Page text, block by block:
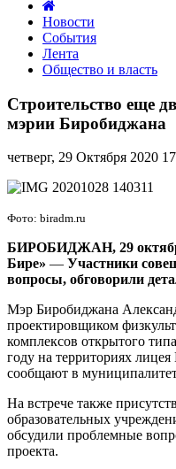
Новости
События
Лента
Общество и власть
еще
двух
ФОКОТов
в
мэрии
Биробиджана
Строительство еще
мэрии Биробиджана
четверг, 29 Октября 2020
Фото: biradm.ru
БИРОБИДЖАН, 29
Бире» — Участники
вопросы, обговорили
Мэр Биробиджана
проектировщиком
комплексов открытого
году на территориях
сообщают в
На встрече также
образовательных
обсудили проблемные
проекта.